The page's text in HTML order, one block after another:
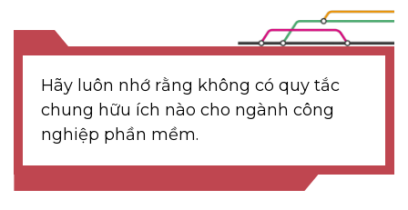
Hãy luôn nhớ rằng không có quy tắc
chung hữu ích nào cho ngành công
nghiệp phần mềm.